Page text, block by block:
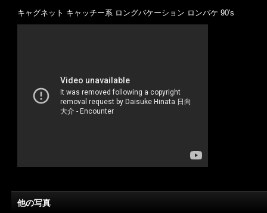
キャグネット キャッチー系 ロングバケーション ロンバケ 90's
他の写真